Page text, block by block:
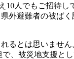
人でもご招待
外避難者の被ば
るとは思いませ
、被災地支援と